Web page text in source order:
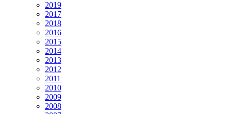
2019
2017
2018
2016
2015
2014
2013
2012
2011
2010
2009
2008